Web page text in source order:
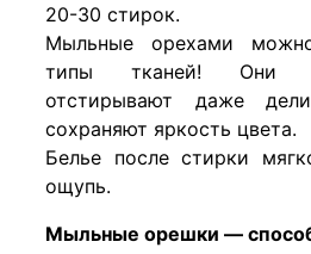
20-30 стирок.
Мыльные орехами
типы тканей! Они
отстирывают даже
сохраняют яркость цвета.
Белье после стирки
ощупь.
Мыльные орешки —